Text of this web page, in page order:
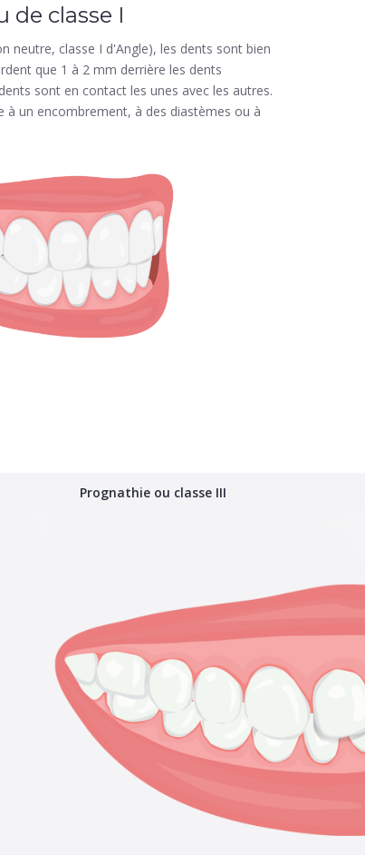
de classe I
neutre, classe I d'Angle), les dents sont bien
que 1 à 2 mm derrière les dents
sont en contact les unes avec les autres.
un encombrement, à des diastèmes ou à
Prognathie ou classe III